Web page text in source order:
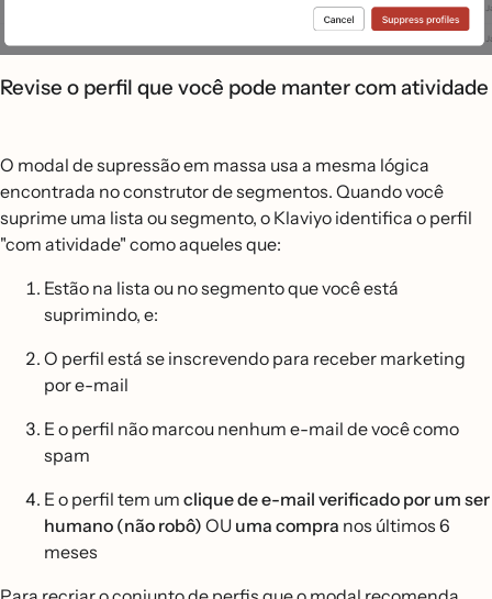
Revise o perfil que você pode manter com atividade
O modal de supressão em massa usa a mesma lógica
encontrada no construtor de segmentos. Quando você
suprime uma lista ou segmento, o Klaviyo identifica o perfil
"com atividade" como aqueles que:
Estão na lista ou no segmento que você está
suprimindo, e:
O perfil está se inscrevendo para receber marketing
por e-mail
E o perfil não marcou nenhum e-mail de você como
spam
E o perfil tem um clique de e-mail verificado por um ser
humano (não robô) OU uma compra nos últimos 6
meses